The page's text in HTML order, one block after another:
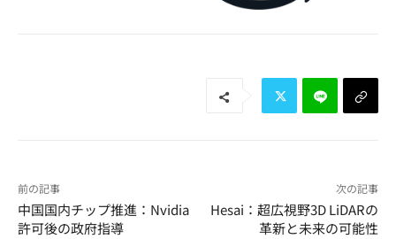
前の記事
中国国内チップ推進：Nvidia
許可後の政府指導
次の記事
Hesai：超広視野3D LiDARの
革新と未来の可能性